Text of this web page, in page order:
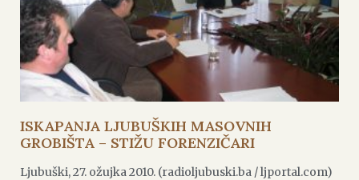
ISKAPANJA LJUBUŠKIH MASOVNIH
GROBIŠTA – STIŽU FORENZIČARI
Ljubuški, 27. ožujka 2010. (radioljubuski.ba / ljportal.com)